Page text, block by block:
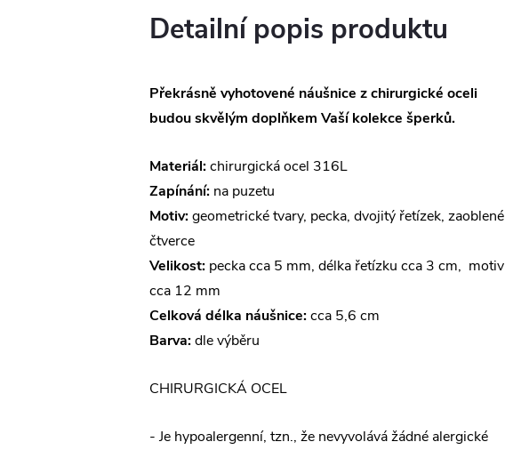
Detailní popis produktu
Překrásně vyhotovené náušnice z chirurgické oceli
budou skvělým doplňkem Vaší kolekce šperků.
Materiál:chirurgická ocel 316L
Zapínání: na puzetu
Motiv:geometrické tvary, pecka, dvojitý řetízek, zaoblené
čtverce
Velikost: pecka cca 5 mm, délka řetízku cca 3 cm, motiv
cca 12 mm
Celková délka náušnice:cca 5,6 cm
Barva:dle výběru
CHIRURGICKÁ OCEL
- Je hypoalergenní, tzn., že nevyvolává žádné alergické